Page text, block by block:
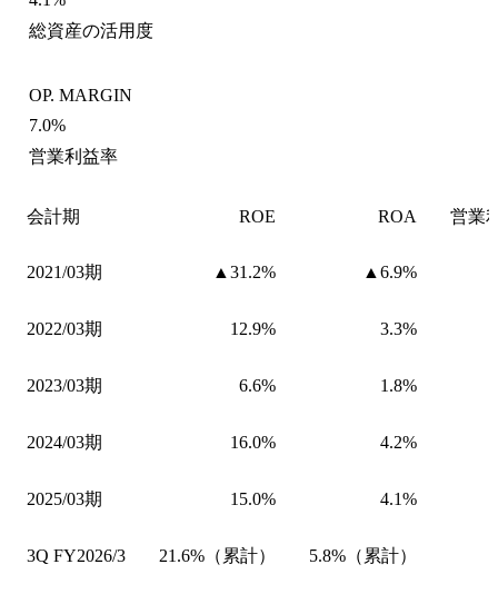
総資産の活用度
OP. MARGIN
7.0%
営業利益率
会計期 ROE ROA 営業
2021/03期 ▲31.2% ▲6.9%
2022/03期 12.9% 3.3%
2023/03期 6.6% 1.8%
2024/03期 16.0% 4.2%
2025/03期 15.0% 4.1%
3Q FY2026/3 21.6%（累計） 5.8%（累計）